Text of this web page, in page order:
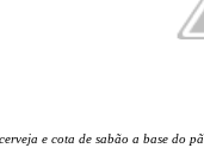
e cota de sabão a base do